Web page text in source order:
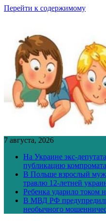
Перейти к содержимому
7 августа, 2026
На Украине экс-
публикацию
В Польше взрослый
травлю 12-летней
Ребенка ударило током
В МВД РФ предупредили
необычного